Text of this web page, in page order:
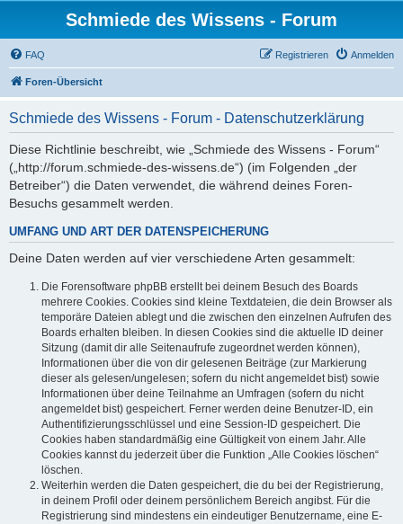
Schmiede des Wissens - Forum
FAQ Anmelden
Registrieren
Foren-Übersicht
Schmiede des Wissens - Forum - Datenschutzerklärung
Diese Richtlinie beschreibt, wie „Schmiede des Wissens - Forum“
(„http://forum.schmiede-des-wissens.de“) (im Folgenden „der
Betreiber“) die Daten verwendet, die während deines Foren-
Besuchs gesammelt werden.
UMFANG UND ART DER DATENSPEICHERUNG
Deine Daten werden auf vier verschiedene Arten gesammelt:
Die Forensoftware phpBB erstellt bei deinem Besuch des Boards
mehrere Cookies. Cookies sind kleine Textdateien, die dein Browser als
temporäre Dateien ablegt und die zwischen den einzelnen Aufrufen des
Boards erhalten bleiben. In diesen Cookies sind die aktuelle ID deiner
Sitzung (damit dir alle Seitenaufrufe zugeordnet werden können),
Informationen über die von dir gelesenen Beiträge (zur Markierung
dieser als gelesen/ungelesen; sofern du nicht angemeldet bist) sowie
Informationen über deine Teilnahme an Umfragen (sofern du nicht
angemeldet bist) gespeichert. Ferner werden deine Benutzer-ID, ein
Authentifizierungsschlüssel und eine Session-ID gespeichert. Die
Cookies haben standardmäßig eine Gültigkeit von einem Jahr. Alle
Cookies kannst du jederzeit über die Funktion „Alle Cookies löschen“
löschen.
Weiterhin werden die Daten gespeichert, die du bei der Registrierung,
in deinem Profil oder deinem persönlichem Bereich angibst. Für die
Registrierung sind mindestens ein eindeutiger Benutzername, eine E-